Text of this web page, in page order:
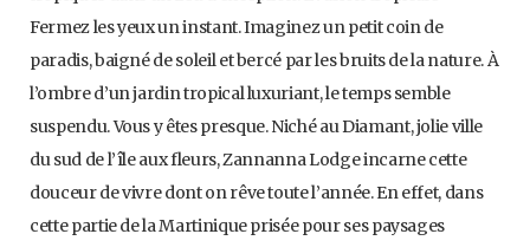
Fermez les yeux un instant. Imaginez un petit coin de
paradis, baigné de soleil et bercé par les bruits de la nature. À
l’ombre d’un jardin tropical luxuriant, le temps semble
suspendu. Vous y êtes presque. Niché au Diamant, jolie ville
du sud de l’île aux fleurs, Zannanna Lodge incarne cette
douceur de vivre dont on rêve toute l’année. En effet, dans
cette partie de la Martinique prisée pour ses paysages